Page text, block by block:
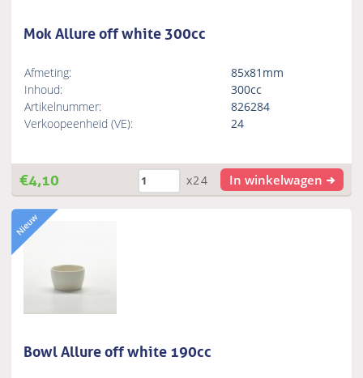
Mok Allure off white 300cc
Afmeting:
85x81mm
Inhoud:
300cc
Artikelnummer:
826284
Verkoopeenheid (VE):
24
€4,10 x24 In winkelwagen
Bowl Allure off white 190cc